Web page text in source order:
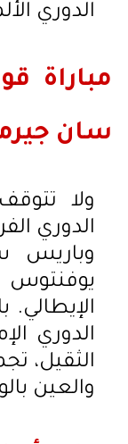
الدوري
مباراة
سان
ولا
الدوري
وباريس
الدوري
الثقيل،
والعين